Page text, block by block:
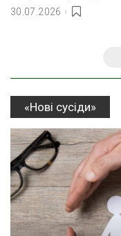
30.07.2026
«Нові сусіди»